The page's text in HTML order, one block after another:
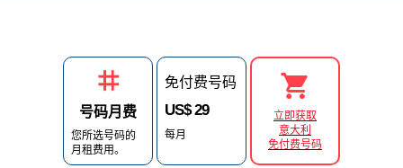
号码月费
您所选号码的
月租费用。
免付费号码
US$ 29
每月
立即获取
意大利
免付费号码